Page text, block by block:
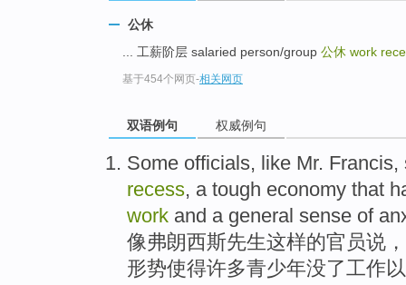
公休
... 工薪阶层 salaried person/group 公休 work
基于454个网页-相关网页
双语例句 权威例句
Some officials, like Mr. Francis,
recess, a tough economy that
work and a general sense of
像弗朗西斯先生这样的官员说 ，
形势使得许多青少年没了工作